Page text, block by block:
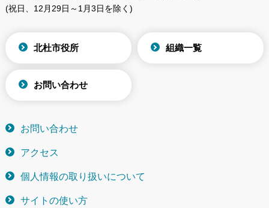
(祝日、12月29日～1月3日を除く)
北杜市役所 組織一覧
お問い合わせ
お問い合わせ
アクセス
個人情報の取り扱いについて
サイトの使い方